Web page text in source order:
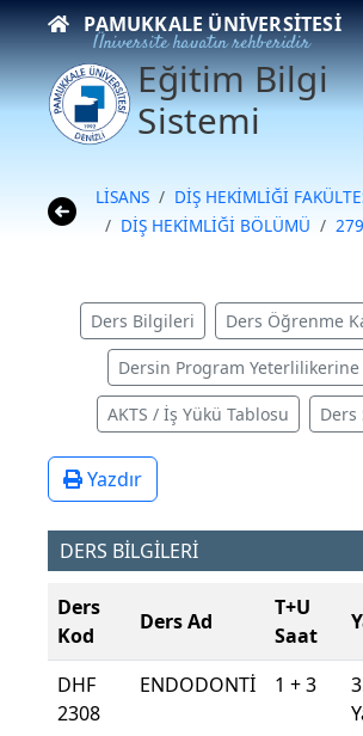
PAMUKKALE ÜNIVERSITESI
Üniversite hayatın rehberidir
Eğitim Bilgi
Sistemi
LİSANS
DİŞ HEKİMLİĞİ
DİŞ HEKİMLİĞİ BÖLÜMÜ
Ders Bilgileri Ders Öğrenme
Dersin Program Yeterlilikerine
AKTS / İş Yükü Tablosu Ders
Yazdır
DERS BİLGİLERİ
Ders
Kod
Ders Ad
T+U
Saat
DHF
2308
ENDODONTİ 1 + 3